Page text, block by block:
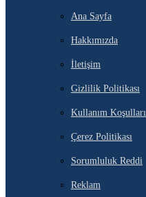
Ana Sayfa
Hakkımızda
İletişim
Gizlilik Politikası
Kullanım Koşulları
Çerez Politikası
Sorumluluk Reddi
Reklam